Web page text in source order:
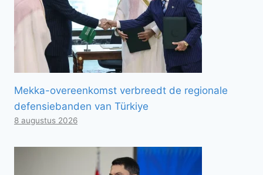
Mekka-overeenkomst verbreedt de regionale
defensiebanden van Türkiye
8 augustus 2026